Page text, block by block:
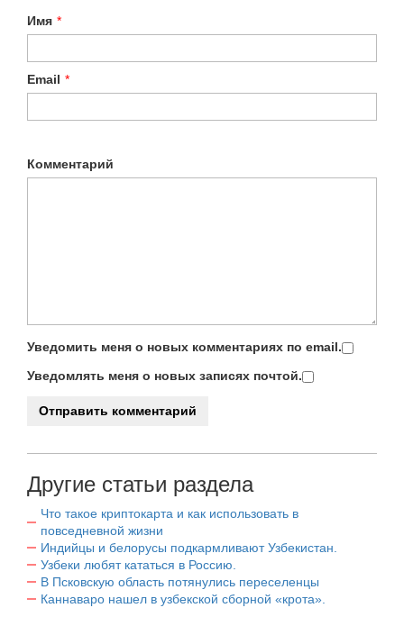
Имя *
Email *
Комментарий
Уведомить меня о новых комментариях по email.
Уведомлять меня о новых записях почтой.
Другие статьи раздела
Что такое криптокарта и как использовать в
повседневной жизни
Индийцы и белорусы подкармливают Узбекистан.
Узбеки любят кататься в Россию.
В Псковскую область потянулись переселенцы
Каннаваро нашел в узбекской сборной «крота».